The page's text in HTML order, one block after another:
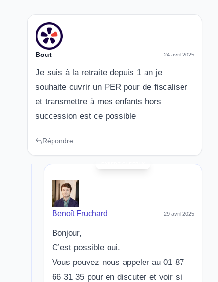
Bout 24 avril 2025
Je suis à la retraite depuis 1 an je
souhaite ouvrir un PER pour de fiscaliser
et transmettre à mes enfants hors
succession est ce possible
Répondre
Benoît Fruchard 29 avril 2025
Bonjour,
C’est possible oui.
Vous pouvez nous appeler au 01 87
66 31 35 pour en discuter et voir si